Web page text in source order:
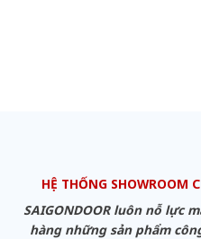
HỆ THỐNG SHOWROOM
SAIGONDOOR luôn nỗ lực
hàng những sản phẩm